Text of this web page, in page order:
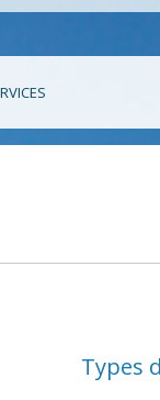
Types